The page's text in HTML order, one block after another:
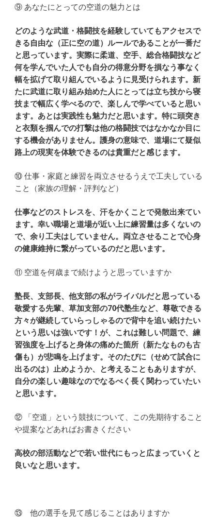
⑨ あなたにとっての空道の魅力とは
どのような武道・格闘技を経験していてもアクセスで
きる自由な（正に空の道）ルールであることが一番だ
と思っています。実際に柔道、空手、総合格闘技など
何を学んでいた人でも自分の得意分野を損なう事なく
幅を拡げて取り組んでいるように見受けられます。新
たに武道に取り組み始めた人にとっては立ち技から寝
技まで幅広く学べるので、楽しんで学べていると思い
ます。あとは実践性も魅力だと思います。特に頭突き
と衣類を掴んでの打撃は他の格闘技ではなかなか目に
する機会がありません。護身の意味で、道場にて疑似
路上の現実を体験できるのは貴重だと感じます。
⑩ 仕事・家庭と練習を両立させるうえで工夫している
こと（家族の理解・評判など）
仕事などのストレスを、汗をかくことで発散出来てい
ます。幸い職場と道場が近い上に練習量は多くないの
で、余り工夫はしていません。両立させることで心身
の健康維持に繋がっているのだと思います。
⑪ 空道を何歳まで続けようと思っていますか
塾長、支部長、他支部の私がライバルだと思っている
敬愛する先輩、草加支部の70代塾生など、尊敬できる
方々が継続していらっしゃるので背中を追い続けたい
という思いは強いです！が、これは難しい問題で、練
習強度を上げると身体の痛めた箇所（新たなものも古
傷も）が悲鳴を上げます。そのたびに（せめて試合に
出るのは）止めようか、と考えることもありますが、
自分の楽しい趣味なのでなるべく長く関わっていたい
と思います。
⑫ 「空道」という競技について、この先期待すること
や提案などあればお書きください
高校の部活動などで若い世代にもっと広まっていくと
良いなと思います。
⑬ 他の選手を見て感じることはありますか